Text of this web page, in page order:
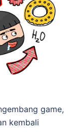
game,
kembali